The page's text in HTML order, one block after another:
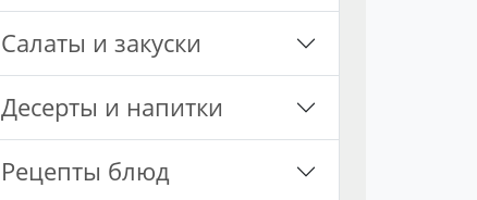
Салаты и закуски
Десерты и напитки
Рецепты блюд